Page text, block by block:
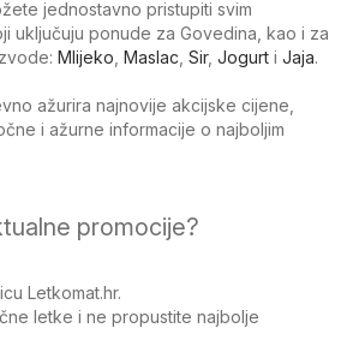
jednostavno pristupiti svim
uključuju ponude za Govedina, kao i za
Mlijeko Maslac Sir, Jogurt i Jaja.
ažurira najnovije akcijske cijene,
i ažurne informacije o najboljim
promocije?
Letkomat.hr.
letke i ne propustite najbolje